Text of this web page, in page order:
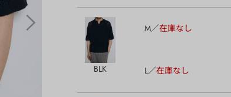
BLK
M 在庫なし
L 在庫なし